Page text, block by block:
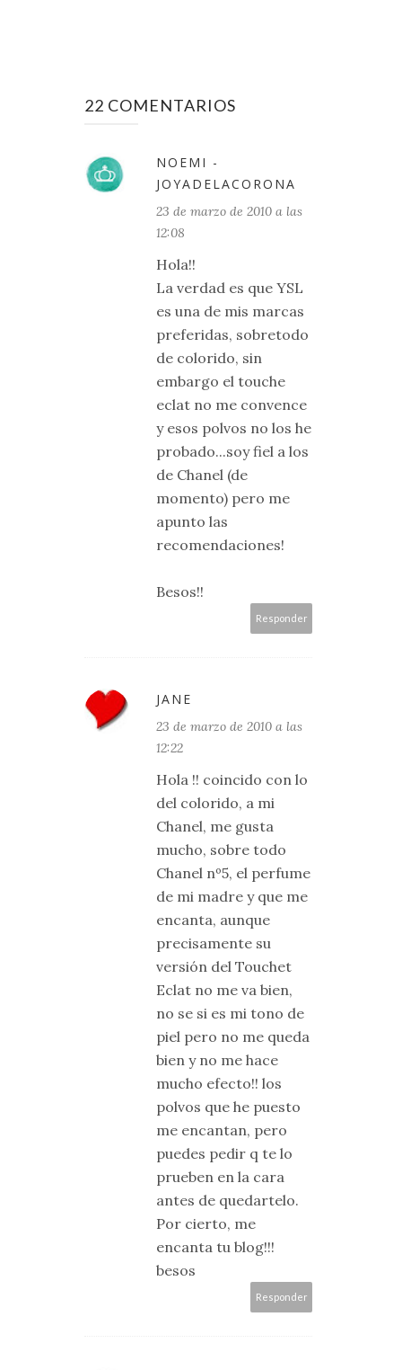
22 COMENTARIOS
NOEMI -
JOYADELACORONA
23 de marzo de 2010 a las
12:08
Hola!!
La verdad es que YSL
es una de mis marcas
preferidas, sobretodo
de colorido, sin
embargo el touche
eclat no me convence
y esos polvos no los he
probado...soy fiel a los
de Chanel (de
momento) pero me
apunto las
recomendaciones!
Besos!!
Responder
JANE
23 de marzo de 2010 a las
12:22
Hola !! coincido con lo
del colorido, a mi
Chanel, me gusta
mucho, sobre todo
Chanel nº5, el perfume
de mi madre y que me
encanta, aunque
precisamente su
versión del Touchet
Eclat no me va bien,
no se si es mi tono de
piel pero no me queda
bien y no me hace
mucho efecto!! los
polvos que he puesto
me encantan, pero
puedes pedir q te lo
prueben en la cara
antes de quedartelo.
Por cierto, me
encanta tu blog!!!
besos
Responder